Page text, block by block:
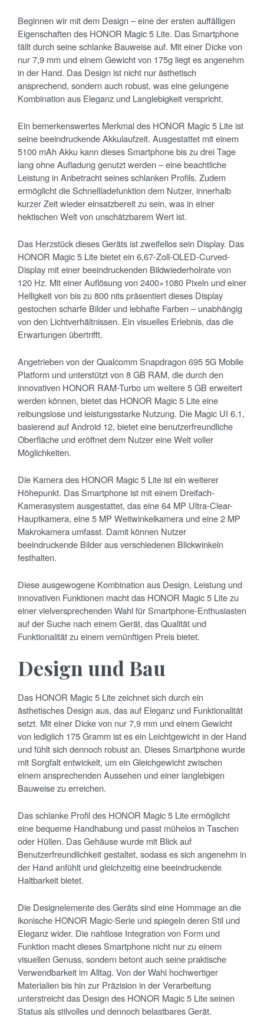
Beginnen wir mit dem Design – eine der ersten auffälligen
Eigenschaften des HONOR Magic 5 Lite. Das Smartphone
fällt durch seine schlanke Bauweise auf. Mit einer Dicke von
nur 7,9 mm und einem Gewicht von 175g liegt es angenehm
in der Hand. Das Design ist nicht nur ästhetisch
ansprechend, sondern auch robust, was eine gelungene
Kombination aus Eleganz und Langlebigkeit verspricht.
Ein bemerkenswertes Merkmal des HONOR Magic 5 Lite ist
seine beeindruckende Akkulaufzeit. Ausgestattet mit einem
5100 mAh Akku kann dieses Smartphone bis zu drei Tage
lang ohne Aufladung genutzt werden – eine beachtliche
Leistung in Anbetracht seines schlanken Profils. Zudem
ermöglicht die Schnellladefunktion dem Nutzer, innerhalb
kurzer Zeit wieder einsatzbereit zu sein, was in einer
hektischen Welt von unschätzbarem Wert ist.
Das Herzstück dieses Geräts ist zweifellos sein Display. Das
HONOR Magic 5 Lite bietet ein 6,67-Zoll-OLED-Curved-
Display mit einer beeindruckenden Bildwiederholrate von
120 Hz. Mit einer Auflösung von 2400×1080 Pixeln und einer
Helligkeit von bis zu 800 nits präsentiert dieses Display
gestochen scharfe Bilder und lebhafte Farben – unabhängig
von den Lichtverhältnissen. Ein visuelles Erlebnis, das die
Erwartungen übertrifft.
Angetrieben von der Qualcomm Snapdragon 695 5G Mobile
Platform und unterstützt von 8 GB RAM, die durch den
innovativen HONOR RAM-Turbo um weitere 5 GB erweitert
werden können, bietet das HONOR Magic 5 Lite eine
reibungslose und leistungsstarke Nutzung. Die Magic UI 6.1,
basierend auf Android 12, bietet eine benutzerfreundliche
Oberfläche und eröffnet dem Nutzer eine Welt voller
Möglichkeiten.
Die Kamera des HONOR Magic 5 Lite ist ein weiterer
Höhepunkt. Das Smartphone ist mit einem Dreifach-
Kamerasystem ausgestattet, das eine 64 MP Ultra-Clear-
Hauptkamera, eine 5 MP Weitwinkelkamera und eine 2 MP
Makrokamera umfasst. Damit können Nutzer
beeindruckende Bilder aus verschiedenen Blickwinkeln
festhalten.
Diese ausgewogene Kombination aus Design, Leistung und
innovativen Funktionen macht das HONOR Magic 5 Lite zu
einer vielversprechenden Wahl für Smartphone-Enthusiasten
auf der Suche nach einem Gerät, das Qualität und
Funktionalität zu einem vernünftigen Preis bietet.
Design und Bau
Das HONOR Magic 5 Lite zeichnet sich durch ein
ästhetisches Design aus, das auf Eleganz und Funktionalität
setzt. Mit einer Dicke von nur 7,9 mm und einem Gewicht
von lediglich 175 Gramm ist es ein Leichtgewicht in der Hand
und fühlt sich dennoch robust an. Dieses Smartphone wurde
mit Sorgfalt entwickelt, um ein Gleichgewicht zwischen
einem ansprechenden Aussehen und einer langlebigen
Bauweise zu erreichen.
Das schlanke Profil des HONOR Magic 5 Lite ermöglicht
eine bequeme Handhabung und passt mühelos in Taschen
oder Hüllen. Das Gehäuse wurde mit Blick auf
Benutzerfreundlichkeit gestaltet, sodass es sich angenehm in
der Hand anfühlt und gleichzeitig eine beeindruckende
Haltbarkeit bietet.
Die Designelemente des Geräts sind eine Hommage an die
ikonische HONOR Magic-Serie und spiegeln deren Stil und
Eleganz wider. Die nahtlose Integration von Form und
Funktion macht dieses Smartphone nicht nur zu einem
visuellen Genuss, sondern betont auch seine praktische
Verwendbarkeit im Alltag. Von der Wahl hochwertiger
Materialien bis hin zur Präzision in der Verarbeitung
unterstreicht das Design des HONOR Magic 5 Lite seinen
Status als stilvolles und dennoch belastbares Gerät.